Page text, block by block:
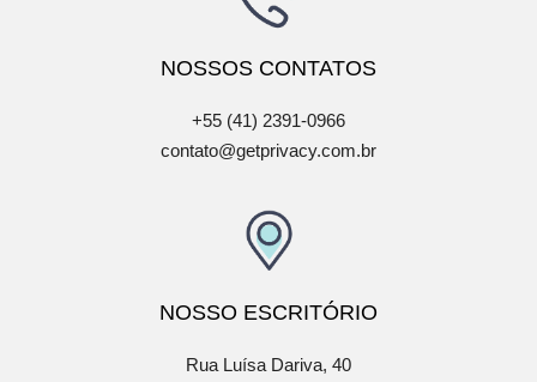
NOSSOS CONTATOS
+55 (41) 2391-0966
contato@getprivacy.com.br
NOSSO ESCRITÓRIO
Rua Luísa Dariva, 40